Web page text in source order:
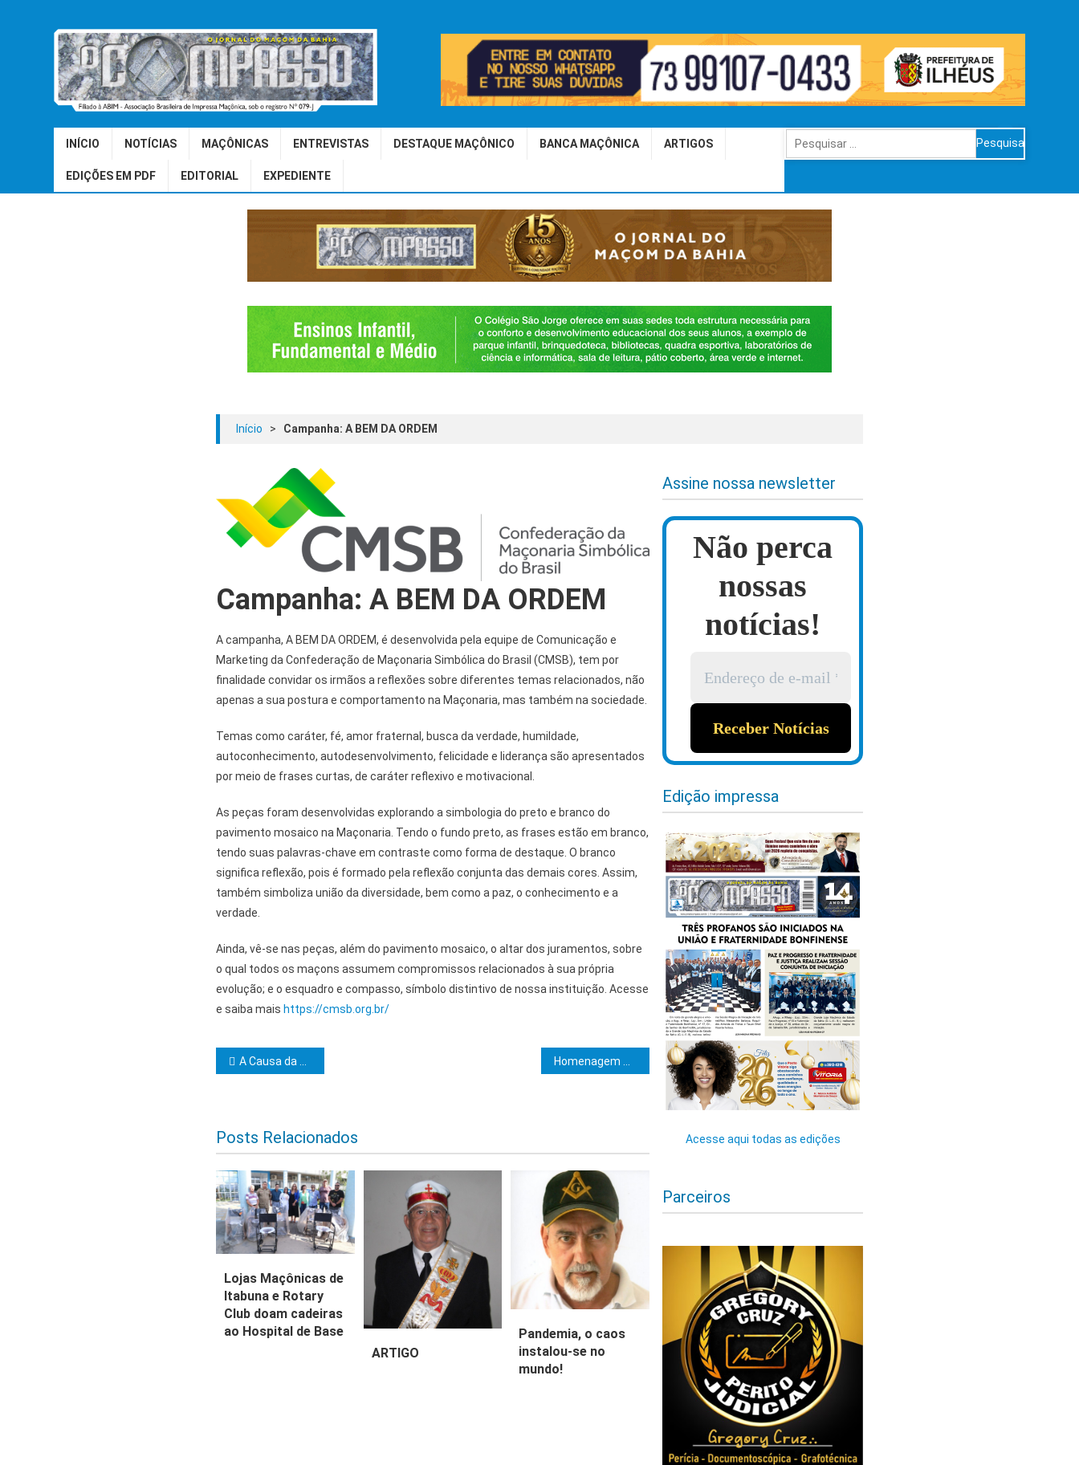
INÍCIO NOTÍCIAS MAÇÔNICAS ENTREVISTAS DESTAQUE MAÇÔNICO BANCA MAÇÔNICA ARTIGOS
EDIÇÕES EM PDF EDITORIAL EXPEDIENTE
Pesquisar
por:
Início > Campanha: A BEM DA ORDEM
Campanha: A BEM DA ORDEM
A campanha, A BEM DA ORDEM, é desenvolvida pela equipe de Comunicação e
Marketing da Confederação de Maçonaria Simbólica do Brasil (CMSB), tem por
finalidade convidar os irmãos a reflexões sobre diferentes temas relacionados, não
apenas a sua postura e comportamento na Maçonaria, mas também na sociedade.
Temas como caráter, fé, amor fraternal, busca da verdade, humildade,
autoconhecimento, autodesenvolvimento, felicidade e liderança são apresentados
por meio de frases curtas, de caráter reflexivo e motivacional.
As peças foram desenvolvidas explorando a simbologia do preto e branco do
pavimento mosaico na Maçonaria. Tendo o fundo preto, as frases estão em branco,
tendo suas palavras-chave em contraste como forma de destaque. O branco
significa reflexão, pois é formado pela reflexão conjunta das demais cores. Assim,
também simboliza união da diversidade, bem como a paz, o conhecimento e a
verdade.
Ainda, vê-se nas peças, além do pavimento mosaico, o altar dos juramentos, sobre
o qual todos os maçons assumem compromissos relacionados à sua própria
evolução; e o esquadro e compasso, símbolo distintivo de nossa instituição. Acesse
e saiba mais https://cmsb.org.br/
Navegação de Post
A Causa da Maçonaria Universitária Volta a Tomar Força no Webmeeting Promovido pela Loja “Acadêmica Jair Assis Ribeiro” Homenagem marca os 40 anos da Loja Deus, União e Trabalho Livramentense
Posts Relacionados
Lojas Maçônicas de
Itabuna e Rotary
Club doam cadeiras
ao Hospital de Base
ARTIGO
Pandemia, o caos
instalou-se no
mundo!
Assine nossa newsletter
Não perca
nossas
notícias!
Edição impressa
Acesse aqui todas as edições
Parceiros